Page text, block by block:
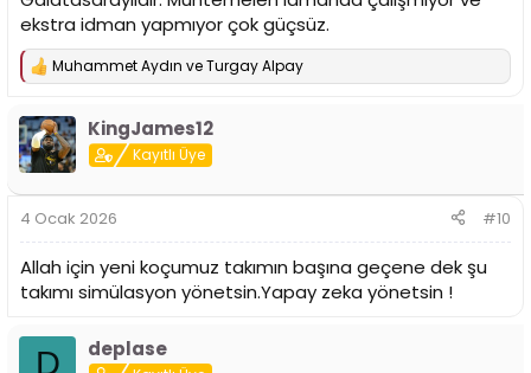
ekstra idman yapmıyor çok güçsüz.
T
p
k
i
l
:
Muhammet Aydın veTurgay Alpay
KingJames12
Kayıtlı Üye
4 Ocak 2026 #10
Allah için yeni koçumuz takımın başına geçene dek şu
takımı simülasyon yönetsin.Yapay zeka yönetsin !
D deplase